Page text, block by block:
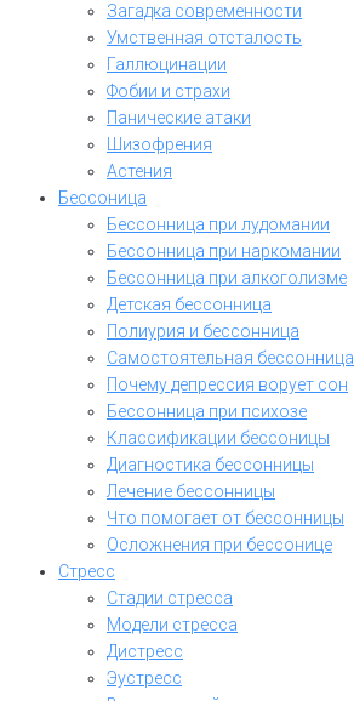
Загадка современности
Умственная отсталость
Галлюцинации
Фобии и страхи
Панические атаки
Шизофрения
Астения
Бессоница
Бессонница при лудомании
Бессонница при наркомании
Бессонница при алкоголизме
Детская бессонница
Полиурия и бессонница
Самостоятельная бессонница
Почему депрессия ворует сон
Бессонница при психозе
Классификации бессоницы
Диагностика бессонницы
Лечение бессонницы
Что помогает от бессонницы
Осложнения при бессонице
Стресс
Стадии стресса
Модели стресса
Дистресс
Эустресс